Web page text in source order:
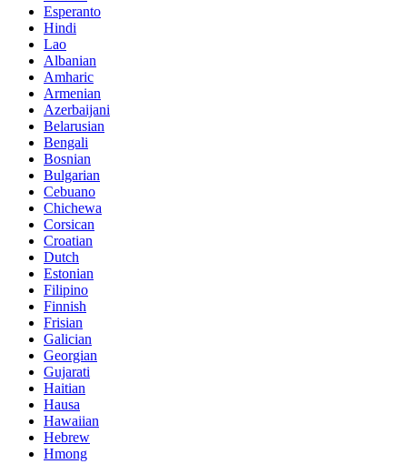
Esperanto
Hindi
Lao
Albanian
Amharic
Armenian
Azerbaijani
Belarusian
Bengali
Bosnian
Bulgarian
Cebuano
Chichewa
Corsican
Croatian
Dutch
Estonian
Filipino
Finnish
Frisian
Galician
Georgian
Gujarati
Haitian
Hausa
Hawaiian
Hebrew
Hmong